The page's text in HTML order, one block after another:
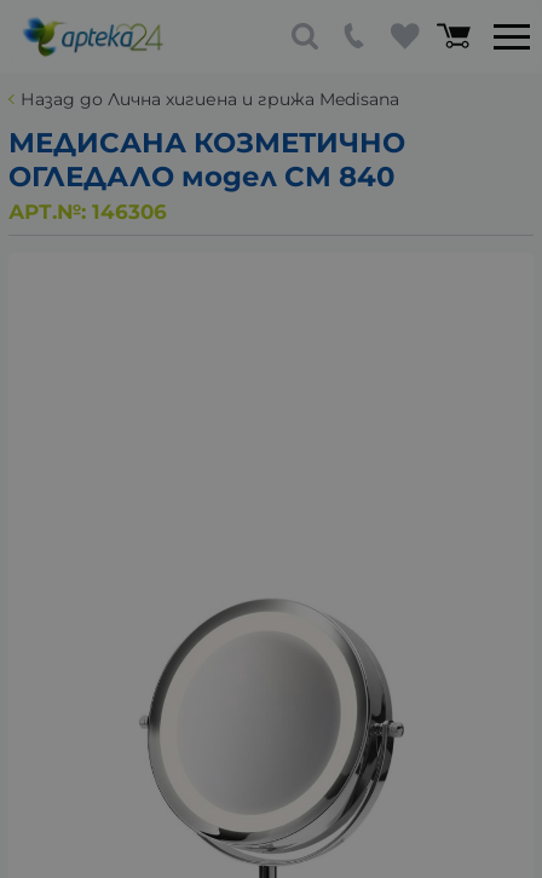
Назад до Лична хигиена и грижа Medisana
МЕДИСАНА КОЗМЕТИЧНО
ОГЛЕДАЛО модел CM 840
АРТ.№: 146306